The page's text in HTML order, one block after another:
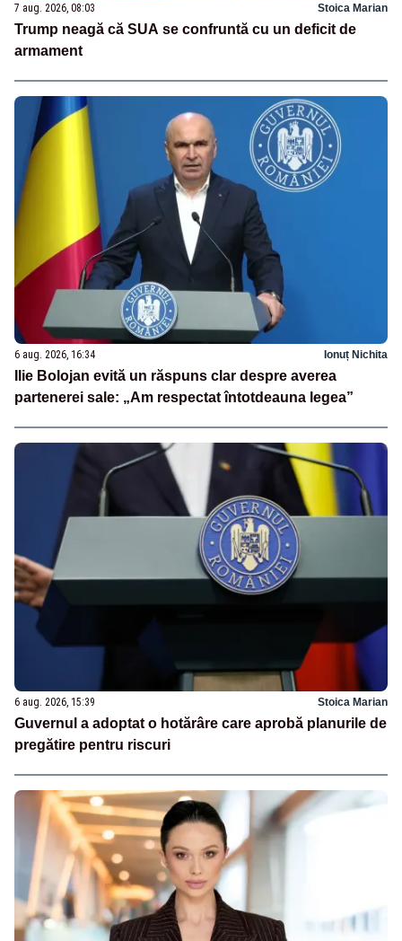
7 aug. 2026, 08:03 Stoica Marian
Trump neagă că SUA se confruntă cu un deficit de
armament
6 aug. 2026, 16:34 Ionuț Nichita
Ilie Bolojan evită un răspuns clar despre averea
partenerei sale: „Am respectat întotdeauna legea”
6 aug. 2026, 15:39 Stoica Marian
Guvernul a adoptat o hotărâre care aprobă planurile de
pregătire pentru riscuri